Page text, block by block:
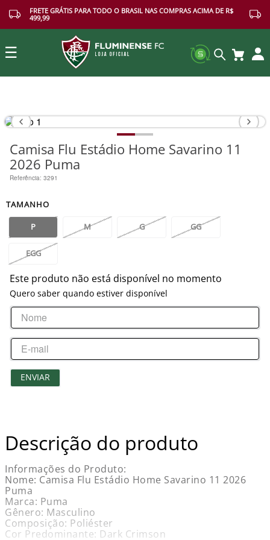
FRETE GRÁTIS PARA TODO O BRASIL NAS COMPRAS ACIMA DE R$
499,99
☰
Camisa Flu Estádio Home Savarino 11
2026 Puma
Referência: 3291
TAMANHO
P M G GG
EGG
Este produto não está disponível no momento
Quero saber quando estiver disponível
ENVIAR
Descrição do produto
Informações do Produto:
Nome: Camisa Flu Estádio Home Savarino 11 2026
Puma
Marca: Puma
Gênero: Masculino
Composição: Poliéster
Cor Predominante: Dark Crimson